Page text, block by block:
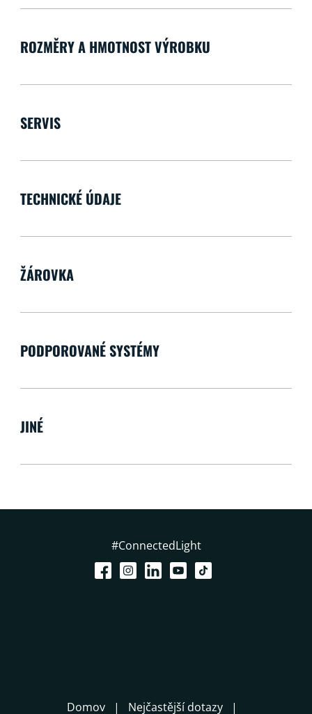
ROZMĚRY A HMOTNOST VÝROBKU
SERVIS
TECHNICKÉ ÚDAJE
ŽÁROVKA
PODPOROVANÉ SYSTÉMY
JINÉ
#ConnectedLight
Domov Nejčastější dotazy